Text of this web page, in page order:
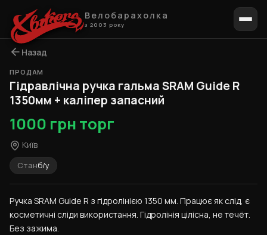
Велобарахолка
з 2003 року
Назад
ПРОДАМ
Гідравлічна ручка гальма SRAM Guide R
1350мм + каліпер запасний
1000 грн торг
Київ
Станб/у
Ручка SRAM Guide R з гідролінією 1350 мм. Працює як слід, є
косметичні сліди використання. Гідролінія цілісна, не течёт.
Без зажима.